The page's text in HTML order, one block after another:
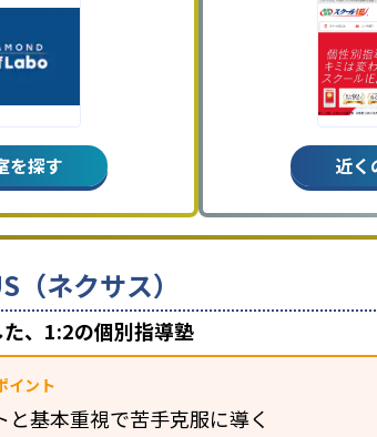
を探す 近く
（ネクサス）
、1:2の個別指導塾
イント
と基本重視で苦手克服に導く